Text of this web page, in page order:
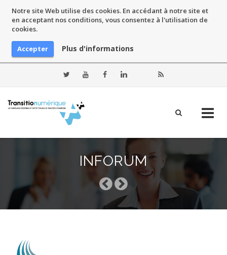
Notre site Web utilise des cookies. En accédant à notre site et
en acceptant nos conditions, vous consentez à l'utilisation de
cookies.
Accepter Plus d'informations
INFORUM